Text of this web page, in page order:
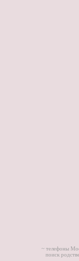
~ телефоны
поиск